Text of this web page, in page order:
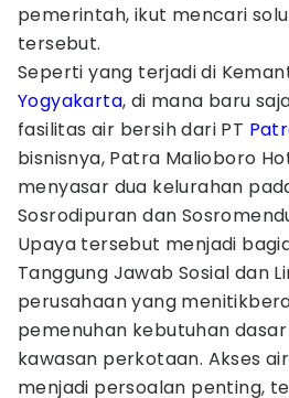
pemerintah, ikut mencari
tersebut.
Seperti yang terjadi di
Yogyakarta, di mana baru
fasilitas air bersih dari PT
bisnisnya, Patra Malioboro
menyasar dua kelurahan
Sosrodipuran dan
Upaya tersebut menjadi
Tanggung Jawab Sosial dan
perusahaan yang
pemenuhan kebutuhan
kawasan perkotaan. Akses
menjadi persoalan penting,